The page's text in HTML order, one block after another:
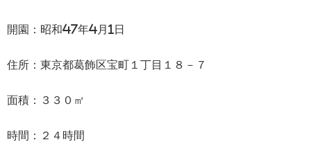
開園：昭和47年4月1日
住所：東京都葛飾区宝町１丁目１８－７
面積：３３０㎡
時間：２４時間